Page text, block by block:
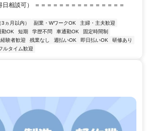
相談可） ＝＝＝＝＝＝＝＝＝＝＝＝＝＝＝
ヵ月以内） 副業・WワークOK
主婦・主夫歓迎
勤OK 短期 学歴不問 車通勤OK
固定時間制
験者歓迎 残業なし 週払いOK 即日払いOK
研修あり
ルタイム歓迎